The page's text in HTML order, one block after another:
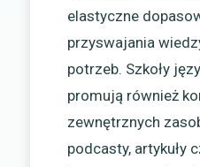
elastyczne
przyswajania
potrzeb. Szkoły
promują również
zewnętrznych
podcasty, artykuły